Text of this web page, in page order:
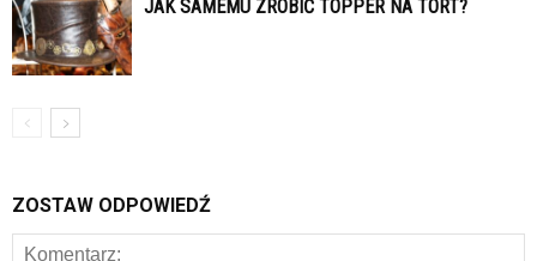
JAK SAMEMU ZROBIĆ TOPPER NA TORT?
ZOSTAW ODPOWIEDŹ